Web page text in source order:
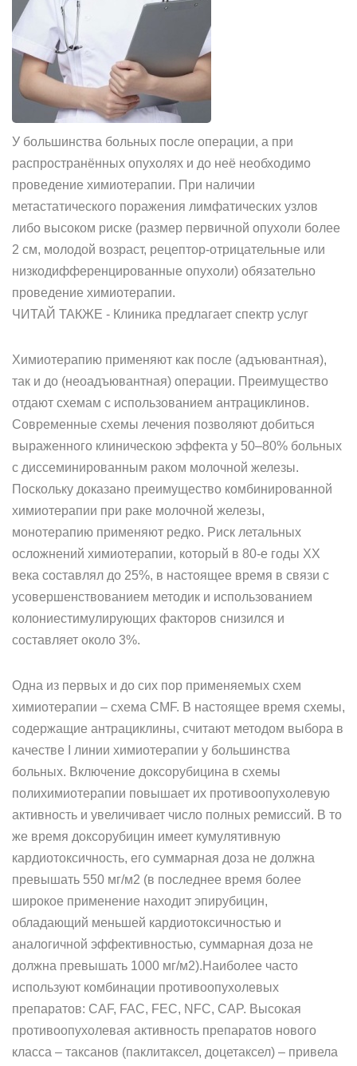
У большинства больных после операции, а при
распространённых опухолях и до неё необходимо
проведение химиотерапии. При наличии
метастатического поражения лимфатических узлов
либо высоком риске (размер первичной опухоли более
2 см, молодой возраст, рецептор-отрицательные или
низкодифференцированные опухоли) обязательно
проведение химиотерапии.
ЧИТАЙ ТАКЖЕ - Клиника предлагает спектр услуг
Химиотерапию применяют как после (адъювантная),
так и до (неоадъювантная) операции. Преимущество
отдают схемам с использованием антрациклинов.
Современные схемы лечения позволяют добиться
выраженного клиническою эффекта у 50–80% больных
с диссеминированным раком молочной железы.
Поскольку доказано преимущество комбинированной
химиотерапии при раке молочной железы,
монотерапию применяют редко. Риск летальных
осложнений химиотерапии, который в 80-е годы XX
века составлял до 25%, в настоящее время в связи с
усовершенствованием методик и использованием
колониестимулирующих факторов снизился и
составляет около 3%.
Одна из первых и до сих пор применяемых схем
химиотерапии – схема CMF. В настоящее время схемы,
содержащие антрациклины, считают методом выбора в
качестве I линии химиотерапии у большинства
больных. Включение доксорубицина в схемы
полихимиотерапии повышает их противоопухолевую
активность и увеличивает число полных ремиссий. В то
же время доксорубицин имеет кумулятивную
кардиотоксичность, его суммарная доза не должна
превышать 550 мг/м2 (в последнее время более
широкое применение находит эпирубицин,
обладающий меньшей кардиотоксичностью и
аналогичной эффективностью, суммарная доза не
должна превышать 1000 мг/м2).Наиболее часто
используют комбинации противоопухолевых
препаратов: CAF, FAC, FEC, NFC, CAP. Высокая
противоопухолевая активность препаратов нового
класса – таксанов (паклитаксел, доцетаксел) – привела